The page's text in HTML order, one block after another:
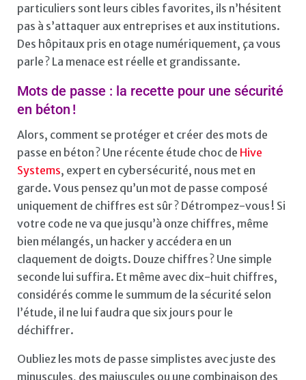
particuliers sont leurs cibles favorites, ils n’hésitent
pas à s’attaquer aux entreprises et aux institutions.
Des hôpitaux pris en otage numériquement, ça vous
parle ? La menace est réelle et grandissante.
Mots de passe : la recette pour une sécurité
en béton !
Alors, comment se protéger et créer des mots de
passe en béton ? Une récente étude choc de Hive
Systems, expert en cybersécurité, nous met en
garde. Vous pensez qu’un mot de passe composé
uniquement de chiffres est sûr ? Détrompez-vous ! Si
votre code ne va que jusqu’à onze chiffres, même
bien mélangés, un hacker y accédera en un
claquement de doigts. Douze chiffres ? Une simple
seconde lui suffira. Et même avec dix-huit chiffres,
considérés comme le summum de la sécurité selon
l’étude, il ne lui faudra que six jours pour le
déchiffrer.
Oubliez les mots de passe simplistes avec juste des
minuscules, des majuscules ou une combinaison des